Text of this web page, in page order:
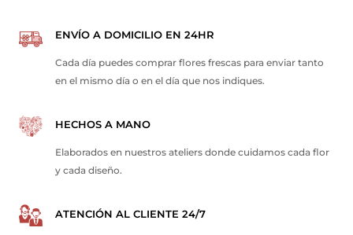
ENVÍO A DOMICILIO EN 24HR
Cada día puedes comprar flores frescas para enviar tanto
en el mismo día o en el día que nos indiques.
HECHOS A MANO
Elaborados en nuestros ateliers donde cuidamos cada flor
y cada diseño.
ATENCIÓN AL CLIENTE 24/7